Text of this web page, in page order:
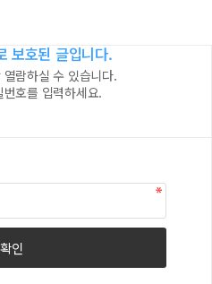
보호된 글입니다.
람하실 수 있습니다.
호를 입력하세요.